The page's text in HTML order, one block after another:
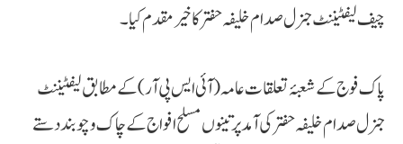
چیف لیفٹیننٹ جنرل صدام خلیفہ حفتر کا خیر مقدم کیا۔
پاک فوج کے شعبۂ تعلقات عامہ (آئی ایس پی آر) کے مطابق لیفٹیننٹ
جنرل صدام خلیفہ حفتر کی آمد پر تینوں مسلح افواج کے چاک و چوبند دستے